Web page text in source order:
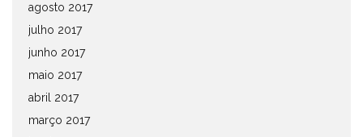
agosto 2017
julho 2017
junho 2017
maio 2017
abril 2017
março 2017